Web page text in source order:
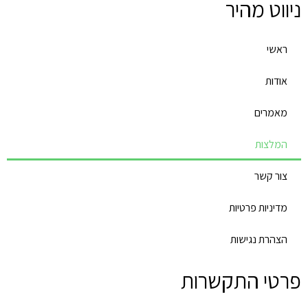
ניווט מהיר
ראשי
אודות
מאמרים
המלצות
צור קשר
מדיניות פרטיות
הצהרת נגישות
פרטי התקשרות